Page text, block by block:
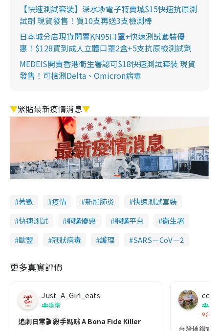
【快速測試套裝】深水埗電子特賣城$15快速抗原測
試劑 現貨發售！買10支再送3支檢測棒
日本城分店現貨開賣KN95口罩+快速測試套裝優
惠！$128買到成人立體口罩2盒+5支抗原檢測試劑
MEDEIS開賣香港衛生署認可$18快速測試套裝 現貨
發售！可檢測Delta、Omicron病毒
▼緊貼最新疫情消息▼
著數 疫情 新冠肺炎
快速測試套裝
快速測試
網購優惠 網購平台
衞生署
歐盟
冠狀病毒 護理 SARS－CoV－2
更多真實評價
Just_A_Girl_eats
娛樂
追劇日常🎬 殺手媽咪 A Bona Fide Killer
co
吹
台灣